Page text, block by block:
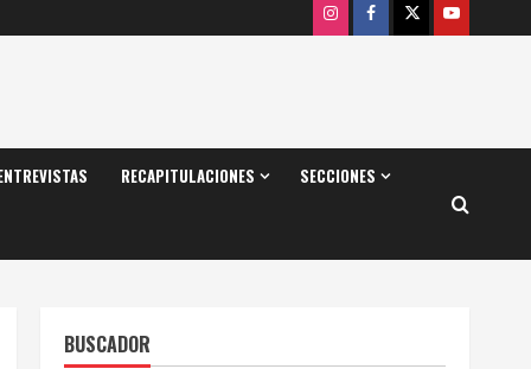
InstagramFacebook
X Youtube
RECAPITULACIONES SECCIONES
BUSCADOR